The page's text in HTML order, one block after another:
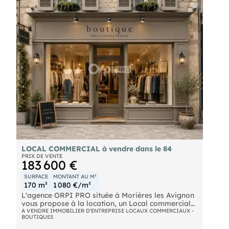
LOCAL COMMERCIAL à vendre dans le 84
PRIX DE VENTE
183 600 €
SURFACE
170 m²
MONTANT AU M²
1 080 €/m²
L'agence ORPI PRO située à Morières les Avignon
vous propose à la location, un Local commercial
situé sur la commune d'Avignon.
A VENDRE IMMOBILIER D'ENTREPRISE LOCAUX COMMERCIAUX -
BOUTIQUES